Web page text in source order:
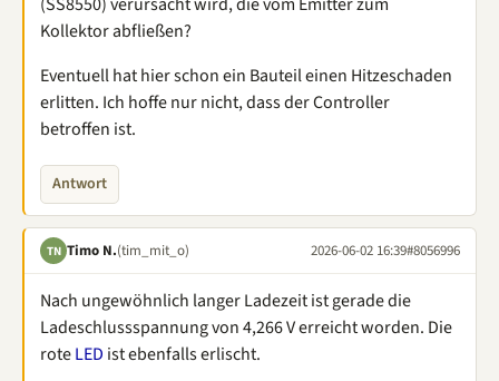
Kollektor abfließen?
Eventuell hat hier schon ein Bauteil einen Hitzeschaden
erlitten. Ich hoffe nur nicht, dass der Controller
betroffen ist.
Antwort
TN Timo N.(tim_mit_o) 2026-06-02 16:39#8056996
Nach ungewöhnlich langer Ladezeit ist gerade die
Ladeschlussspannung von 4,266 V erreicht worden. Die
roteLED ist ebenfalls erlischt.